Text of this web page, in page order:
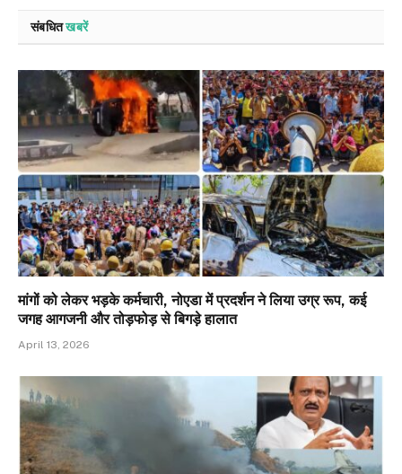
संबधितखबरें
मांगों को लेकर भड़के कर्मचारी, नोएडा में प्रदर्शन ने लिया उग्र रूप, कई
जगह आगजनी और तोड़फोड़ से बिगड़े हालात
April 13, 2026